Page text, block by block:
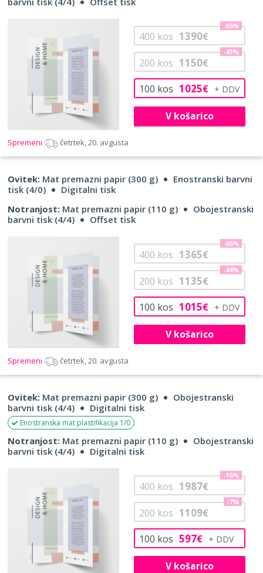
100 kos 1025€
200 kos 1150€
-43%
400 kos 1390€
-66%
V košarico
Spremeni četrtek, 20. avgusta
Ovitek: Mat premazni papir (300 g)
Enostranski barvni
tisk (4/0)
Digitalni tisk
Notranjost: Mat premazni papir (110 g)
Obojestranski
barvni tisk (4/4)
Offset tisk
100 kos 1015€
200 kos 1135€
-44%
400 kos 1365€
-66%
V košarico
Spremeni četrtek, 20. avgusta
Ovitek: Mat premazni papir (300 g)
Obojestranski
barvni tisk (4/4)
Digitalni tisk
Enostranska mat plastifikacija 1/0
Notranjost: Mat premazni papir (110 g)
Obojestranski
barvni tisk (4/4)
Digitalni tisk
100 kos 597€
200 kos 1109€
-7%
400 kos 1987€
-16%
V košarico